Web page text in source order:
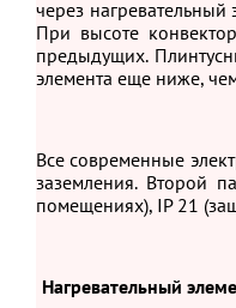
через
При высоте
предыдущих.
элемента еще ниже,
Все современные
заземления. Второй
помещениях), IP 21
Нагревательный